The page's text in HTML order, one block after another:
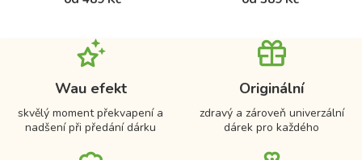
Wau efekt
skvělý moment překvapení a
nadšení při předání dárku
Originální
zdravý a zároveň univerzální
dárek pro každého